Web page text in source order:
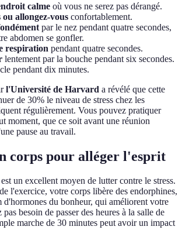
calme où vous ne serez pas dérangé.
ou allongez-vous confortablement.
par le nez pendant quatre secondes,
abdomen se gonfler.
respiration pendant quatre secondes.
lentement par la bouche pendant six secondes.
pendant dix minutes.
l'Université de Harvard a révélé que cette
de 30% le niveau de stress chez les
régulièrement. Vous pouvez pratiquer
moment, que ce soit avant une réunion
pause au travail.
corps pour alléger l'esprit
un excellent moyen de lutter contre le stress.
l'exercice, votre corps libère des endorphines,
d'hormones du bonheur, qui améliorent votre
besoin de passer des heures à la salle de
marche de 30 minutes peut avoir un impact